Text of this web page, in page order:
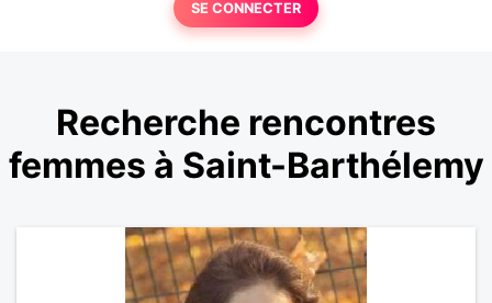
SE CONNECTER
Recherche rencontres
femmes à Saint-Barthélemy